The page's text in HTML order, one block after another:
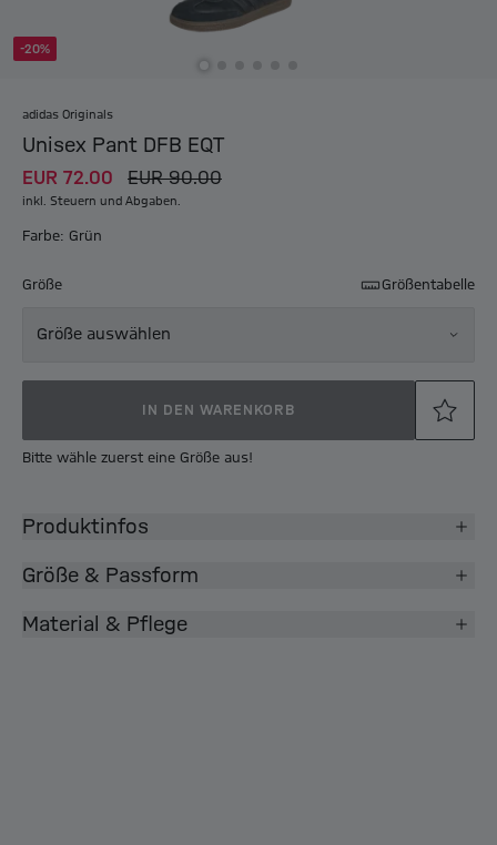
-20%
adidas Originals
Unisex Pant DFB EQT
EUR 72.00 EUR 90.00
inkl. Steuern und Abgaben.
Farbe: Grün
Größe Größentabelle
Größe auswählen
IN DEN WARENKORB
Bitte wähle zuerst eine Größe aus!
Produktinfos
Größe & Passform
Material & Pflege